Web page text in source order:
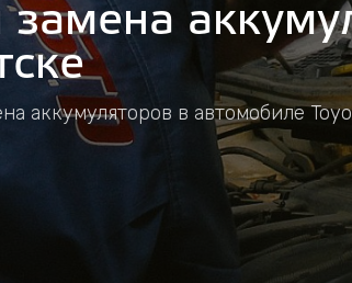
замена
аккумуляторов в автомобиле